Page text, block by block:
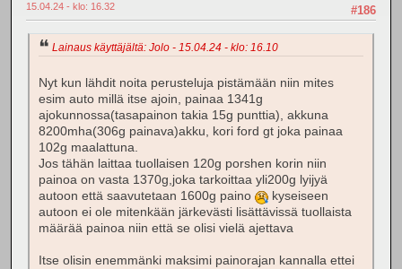
#186
15.04.24 - klo: 16.32
Lainaus käyttäjältä: Jolo - 15.04.24 - klo: 16.10
Nyt kun lähdit noita perusteluja pistämään niin mites
esim auto millä itse ajoin, painaa 1341g
ajokunnossa(tasapainon takia 15g punttia), akkuna
8200mha(306g painava)akku, kori ford gt joka painaa
102g maalattuna.
Jos tähän laittaa tuollaisen 120g porshen korin niin
painoa on vasta 1370g,joka tarkoittaa yli200g lyijyä
autoon että saavutetaan 1600g paino
kyseiseen
autoon ei ole mitenkään järkevästi lisättävissä tuollaista
määrää painoa niin että se olisi vielä ajettava
Itse olisin enemmänki maksimi painorajan kannalla ettei